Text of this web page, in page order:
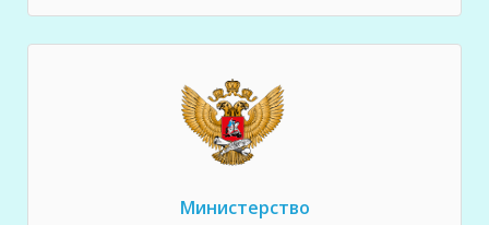
Министерство